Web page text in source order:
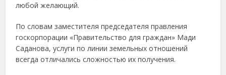
любой желающий.
По словам заместителя председателя правления
госкорпорации «Правительство для граждан» Мади
Саданова, услуги по линии земельных отношений
всегда отличались сложностью их получения.